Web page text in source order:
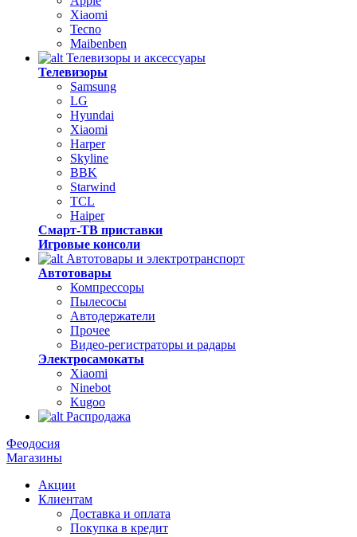
Xiaomi
Tecno
Maibenben
Телевизоры и аксессуары
Телевизоры
Samsung
LG
Hyundai
Xiaomi
Harper
Skyline
BBK
Starwind
TCL
Haiper
Смарт-ТВ приставки
Игровые консоли
Автотовары и электротранспорт
Автотовары
Компрессоры
Пылесосы
Автодержатели
Прочее
Видео-регистраторы и радары
Электросамокаты
Xiaomi
Ninebot
Kugoo
Распродажа
Феодосия
Магазины
Акции
Клиентам
Доставка и оплата
Покупка в кредит